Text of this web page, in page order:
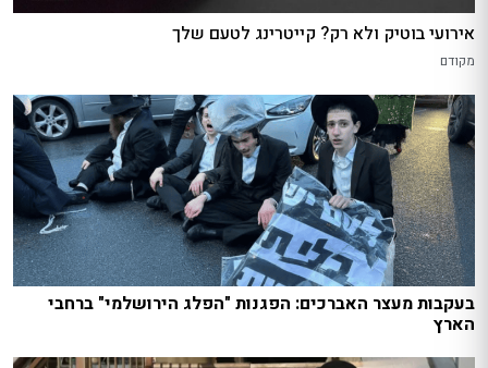
אירועי בוטיק ולא רק? קייטרינג לטעם שלך
מקודם
בעקבות מעצר האברכים: הפגנות "הפלג הירושלמי" ברחבי
הארץ